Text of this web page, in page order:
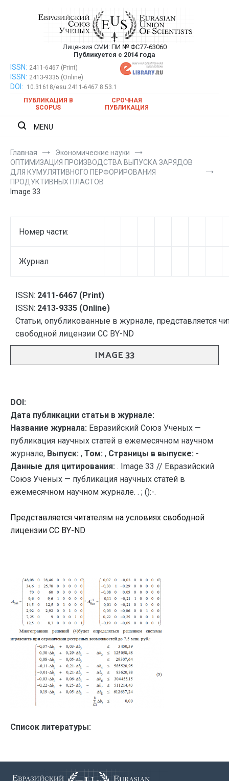
Евразийский Союз Ученых —
публикация научных статей в
ежемесячном научном журнале
Лицензия СМИ: ПИ № ФС77-63060
Публикуется с 2014 года
Евразийский Союз Ученых — публикация научных статей в
ежемесячном научном журнале
ISSN: 2411-6467 (Print)
ISSN: 2413-9335 (Online)
DOI:
10.31618/esu.2411-6467.8.53.1
ПУБЛИКАЦИЯ В
SCOPUS
СРОЧНАЯ
ПУБЛИКАЦИЯ
MENU
Главная
Экономические науки
ОПТИМИЗАЦИЯ ПРОИЗВОДСТВА ВЫПУСКА ЗАРЯДОВ
ДЛЯ КУМУЛЯТИВНОГО ПЕРФОРИРОВАНИЯ
ПРОДУКТИВНЫХ ПЛАСТОВ
Image 33
Номер части:
Журнал
ISSN: 2411-6467 (Print)
ISSN: 2413-9335 (Online)
Статьи, опубликованные в журнале, представляется
свободной лицензии CC BY-ND
IMAGE 33
DOI:
Дата публикации статьи в журнале:
Название журнала: Евразийский Союз Ученых —
публикация научных статей в ежемесячном научном
журнале, Выпуск: , Том: , Страницы в выпуске: -
Данные для цитирования: . Image 33 // Евразийский
Союз Ученых — публикация научных статей в
ежемесячном научном журнале. . ; ():-.
Представляется читателям на условиях свободной
лицензии CC BY-ND
Список литературы: